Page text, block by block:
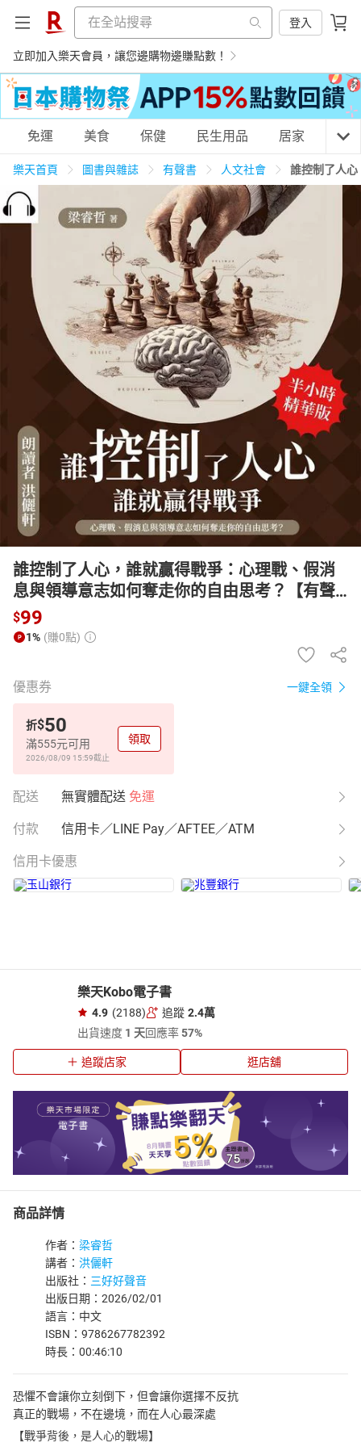
登入
立即加入樂天會員，讓您邊購物邊賺點數！
購物網分類
天天免運 美食蛋糕 養生保健
居家生活 3C家電 運動休閒
女裝 男裝 化妝保養 情趣用品
電子/紙本書
HOT
免運 美食 保健 民生用品 居家 3C
樂天首頁 圖書與雜誌 有聲書 人文社會 誰控制了人
誰控制了人心，誰就贏得戰爭：心理戰、假消
息與領導意志如何奪走你的自由思考？【有聲
書】
$99
1% (賺0點)
優惠券 一鍵全領
折$50
滿555元可用
2026/08/09 15:59截止
領取
配送 無實體配送 免運
付款 信用卡／LINE Pay／AFTEE／ATM
信用卡優惠
樂天Kobo電子書
4.9 (2188) 追蹤 2.4萬
出貨速度 1 天回應率57%
追蹤店家 逛店舖
商品詳情
作者： 梁睿哲
講者： 洪儷軒
出版社： 三好好聲音
出版日期：2026/02/01
語言：中文
ISBN：9786267782392
時長：00:46:10
恐懼不會讓你立刻倒下，但會讓你選擇不反抗
真正的戰場，不在邊境，而在人心最深處
【戰爭背後，是人心的戰場】